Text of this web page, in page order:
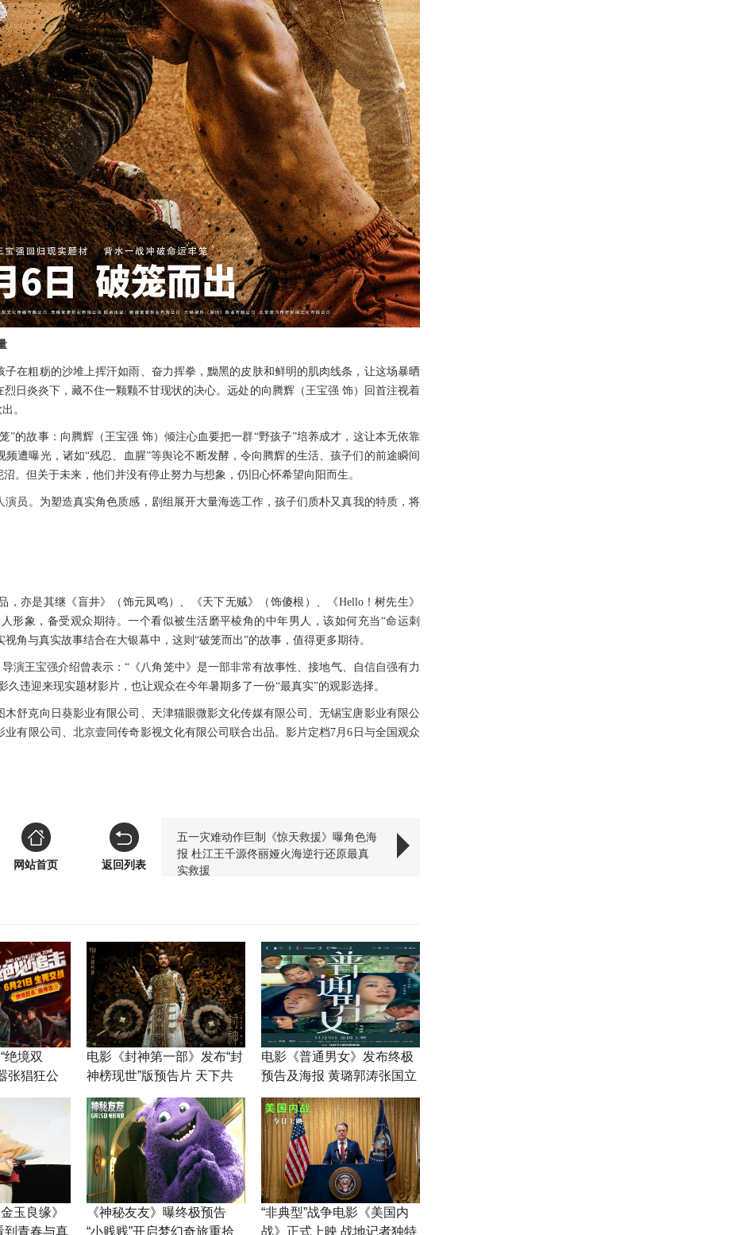
子在粗粝的沙堆上挥汗如雨、奋力挥拳，黝黑的皮肤和鲜明的肌肉线条，让这场暴晒
日炎炎下，藏不住一颗颗不甘现状的决心。远处的向腾辉（王宝强 饰）回首注视着
。
”的故事：向腾辉（王宝强 饰）倾注心血要把一群“野孩子”培养成才，这让本无依靠
频遭曝光，诸如“残忍、血腥”等舆论不断发酵，令向腾辉的生活、孩子们的前途瞬间
。但关于未来，他们并没有停止努力与想象 ， 仍旧心怀希望向阳而生 。
演员 。 为塑造真实角色质感，剧组展开大量海选工作， 孩子们质朴又真我的特质，将
， 亦是其继 《盲井》 （饰元凤鸣）、 《天下无贼》 （饰傻根）、 《Hello！树先生》
形象 ， 备受观众期待 。一个看似被生活磨平棱角的中年男人，该如何充当 “命运刺
角与真实故事结合在大银幕中，这则“破笼而出”的故事，值得更多期待。
演王宝强介绍曾表示：“《八角笼中》是一部非常有故事性、接地气、自信自强有力
违迎来现实题材影片，也让观众在今年暑期多了一份“最真实”的观影选择。
舒克向日葵影业有限公司、天津猫眼微影文化传媒有限公司、无锡宝唐影业有限公
有限公司、北京壹同传奇影视文化有限公司联合出品。影片定档7月6日与全国 观众
五一灾难动作巨制《惊天救援》曝角色海
报 杜江王千源佟丽娅火海逆行还原最真
实救援
网站首页 返回列表
绝境双
张猖狂公
士
电影《封神第一部》发布“封
神榜现世”版预告片 天下共
主成悬念
电影《普通男女》发布终极
预告及海报 黄璐郭涛张国立
演绎成年人的害怕与勇敢
玉良缘》
到青春与真
《神秘友友》曝终极预告
“小贱贱”开启梦幻奇旅重拾
“非典型”战争电影《美国内
战》正式上映 战地记者独特